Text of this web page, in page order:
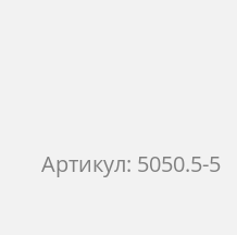
Артикул: 5050.5-5